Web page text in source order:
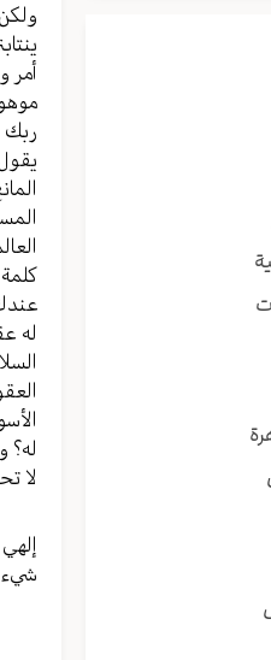
أمر
ربك
له
له؟
لا
شيء